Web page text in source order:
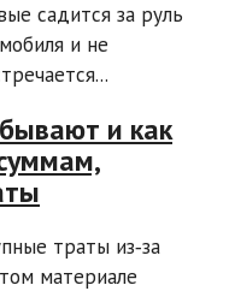
садится за руль
и не
и как
траты из‑за
материале